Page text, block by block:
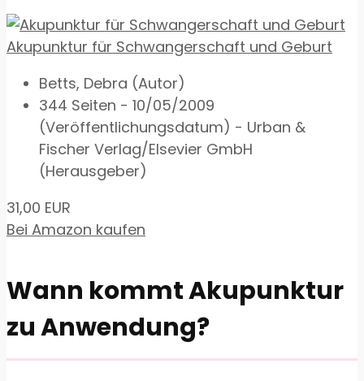
Akupunktur für Schwangerschaft und Geburt
Betts, Debra (Autor)
344 Seiten - 10/05/2009
(Veröffentlichungsdatum) - Urban &
Fischer Verlag/Elsevier GmbH
(Herausgeber)
31,00 EUR
Bei Amazon kaufen
Wann kommt Akupunktur
zu Anwendung?